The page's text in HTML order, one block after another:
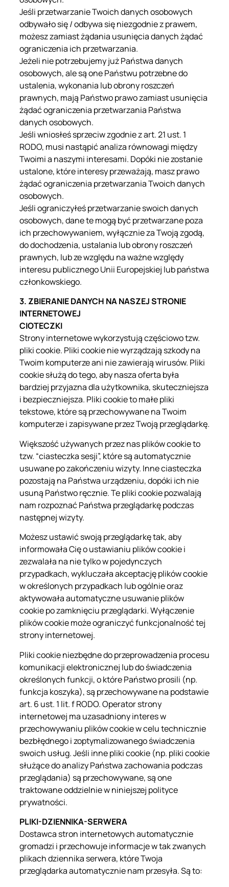
Jeśli przetwarzanie Twoich danych osobowych
odbywało się / odbywa się niezgodnie z prawem,
możesz zamiast żądania usunięcia danych żądać
ograniczenia ich przetwarzania.
Jeżeli nie potrzebujemy już Państwa danych
osobowych, ale są one Państwu potrzebne do
ustalenia, wykonania lub obrony roszczeń
prawnych, mają Państwo prawo zamiast usunięcia
żądać ograniczenia przetwarzania Państwa
danych osobowych.
Jeśli wniosłeś sprzeciw zgodnie z art. 21 ust. 1
RODO, musi nastąpić analiza równowagi między
Twoimi a naszymi interesami. Dopóki nie zostanie
ustalone, które interesy przeważają, masz prawo
żądać ograniczenia przetwarzania Twoich danych
osobowych.
Jeśli ograniczyłeś przetwarzanie swoich danych
osobowych, dane te mogą być przetwarzane poza
ich przechowywaniem, wyłącznie za Twoją zgodą,
do dochodzenia, ustalania lub obrony roszczeń
prawnych, lub ze względu na ważne względy
interesu publicznego Unii Europejskiej lub państwa
członkowskiego.
3. ZBIERANIE DANYCH NA NASZEJ STRONIE
INTERNETOWEJ
CIOTECZKI
Strony internetowe wykorzystują częściowo tzw.
pliki cookie. Pliki cookie nie wyrządzają szkody na
Twoim komputerze ani nie zawierają wirusów. Pliki
cookie służą do tego, aby nasza oferta była
bardziej przyjazna dla użytkownika, skuteczniejsza
i bezpieczniejsza. Pliki cookie to małe pliki
tekstowe, które są przechowywane na Twoim
komputerze i zapisywane przez Twoją przeglądarkę.
Większość używanych przez nas plików cookie to
tzw. “ciasteczka sesji”, które są automatycznie
usuwane po zakończeniu wizyty. Inne ciasteczka
pozostają na Państwa urządzeniu, dopóki ich nie
usuną Państwo ręcznie. Te pliki cookie pozwalają
nam rozpoznać Państwa przeglądarkę podczas
następnej wizyty.
Możesz ustawić swoją przeglądarkę tak, aby
informowała Cię o ustawianiu plików cookie i
zezwalała na nie tylko w pojedynczych
przypadkach, wykluczała akceptację plików cookie
w określonych przypadkach lub ogólnie oraz
aktywowała automatyczne usuwanie plików
cookie po zamknięciu przeglądarki. Wyłączenie
plików cookie może ograniczyć funkcjonalność tej
strony internetowej.
Pliki cookie niezbędne do przeprowadzenia procesu
komunikacji elektronicznej lub do świadczenia
określonych funkcji, o które Państwo prosili (np.
funkcja koszyka), są przechowywane na podstawie
art. 6 ust. 1 lit. f RODO. Operator strony
internetowej ma uzasadniony interes w
przechowywaniu plików cookie w celu technicznie
bezbłędnego i zoptymalizowanego świadczenia
swoich usług. Jeśli inne pliki cookie (np. pliki cookie
służące do analizy Państwa zachowania podczas
przeglądania) są przechowywane, są one
traktowane oddzielnie w niniejszej polityce
prywatności.
PLIKI-DZIENNIKA-SERWERA
Dostawca stron internetowych automatycznie
gromadzi i przechowuje informacje w tak zwanych
plikach dziennika serwera, które Twoja
przeglądarka automatycznie nam przesyła. Są to: